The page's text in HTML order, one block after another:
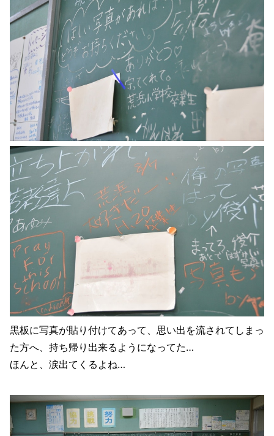
黒板に写真が貼り付けてあって、思い出を流されてしまっ
た方へ、持ち帰り出来るようになってた…
ほんと、涙出てくるよね…